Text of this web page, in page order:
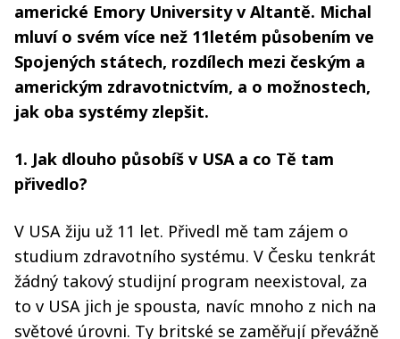
americké Emory University v Altantě. Michal
mluví o svém více než 11letém působením ve
Spojených státech, rozdílech mezi českým a
americkým zdravotnictvím, a o možnostech,
jak oba systémy zlepšit.
1. Jak dlouho působíš v USA a co Tě tam
přivedlo?
V USA žiju už 11 let. Přivedl mě tam zájem o
studium zdravotního systému. V Česku tenkrát
žádný takový studijní program neexistoval, za
to v USA jich je spousta, navíc mnoho z nich na
světové úrovni. Ty britské se zaměřují převážně